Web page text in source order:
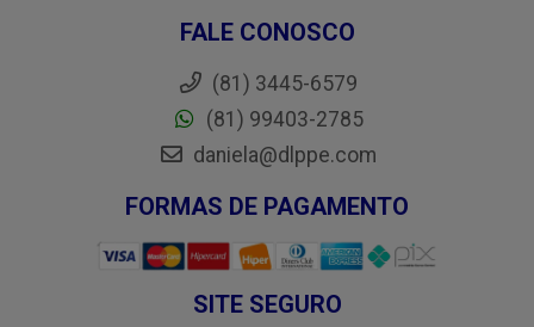
FALE CONOSCO
(81) 3445-6579
(81) 99403-2785
daniela@dlppe.com
FORMAS DE PAGAMENTO
SITE SEGURO